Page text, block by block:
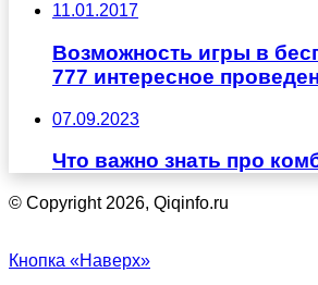
11.01.2017
Возможность игры в
777 интересное
07.09.2023
Что важно знать про
© Copyright 2026, Qiqinfo.ru
Кнопка «Наверх»